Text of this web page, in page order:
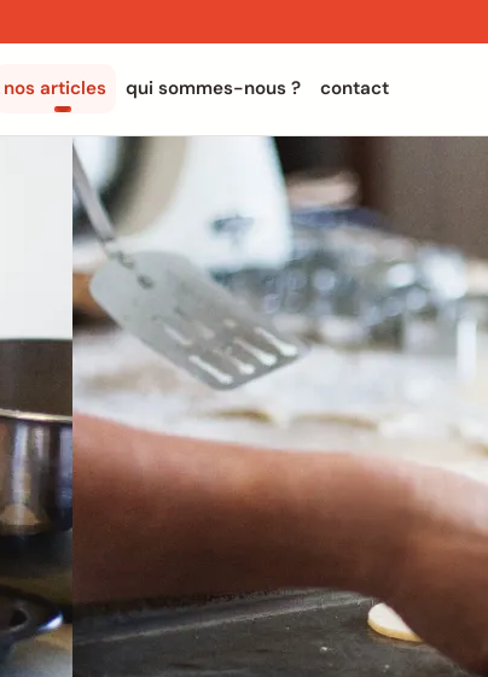
nos articles qui sommes-nous ? contact